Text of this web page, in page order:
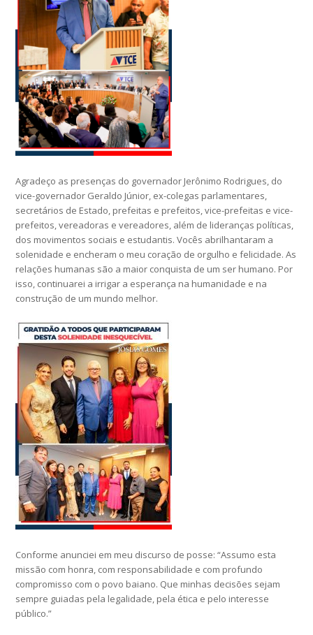
Agradeço as presenças do governador Jerônimo Rodrigues, do
vice-governador Geraldo Júnior, ex-colegas parlamentares,
secretários de Estado, prefeitas e prefeitos, vice-prefeitas e vice-
prefeitos, vereadoras e vereadores, além de lideranças políticas,
dos movimentos sociais e estudantis. Vocês abrilhantaram a
solenidade e encheram o meu coração de orgulho e felicidade. As
relações humanas são a maior conquista de um ser humano. Por
isso, continuarei a irrigar a esperança na humanidade e na
construção de um mundo melhor.
Conforme anunciei em meu discurso de posse: “Assumo esta
missão com honra, com responsabilidade e com profundo
compromisso com o povo baiano. Que minhas decisões sejam
sempre guiadas pela legalidade, pela ética e pelo interesse
público.”